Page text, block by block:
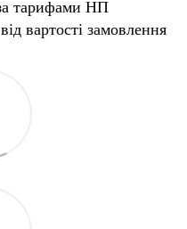
тарифами НП
вартості замовлення